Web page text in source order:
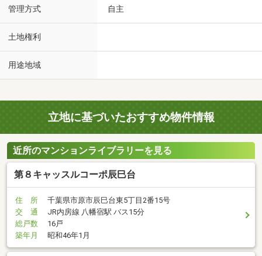
管理方式 自主
土地権利
用途地域
立地に基づいたおすすめ物件情報
近所のマンションライブラリーを見る
第８キャッスルコーポ辰巳台
住 所
千葉県市原市辰巳台東5丁目2番15号
交 通
JR内房線 八幡宿駅 バス15分
総戸数
16戸
築年月
昭和46年1月